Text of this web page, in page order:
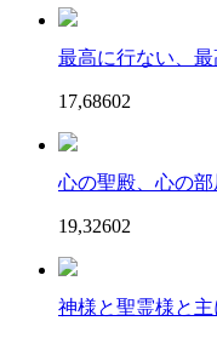
最高に行ない、最
17,68602
心の聖殿、心の
19,32602
神様と聖霊様と